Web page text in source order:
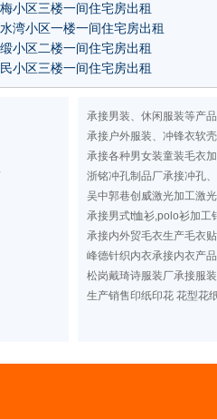
小区三楼一间住宅房出租
湾小区一楼一间住宅房出租
小区二楼一间住宅房出租
小区三楼一间住宅房出租
承接男装、休闲服装等产
承接户外服装、冲锋衣软
承接各种男女装童装毛衣
浙铭冲孔制品厂承接冲孔
吴中郭巷创威激光加工激
承接男式t恤衫,polo衫加工
承接内外贸毛衣生产毛衣
峰德针织内衣承接内衣产
松岗戴琦诗服装厂承接服
生产销售印纸印花 花型花